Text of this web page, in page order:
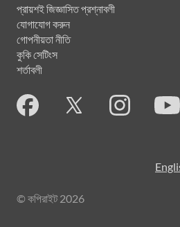
প্রায়শই জিজ্ঞাসিত প্রশ্নাবলী
যোগাযোগ করুন
গোপনীয়তা নীতি
কুকি সেটিংস
শর্তাবলী
© কপিরাইট 2026